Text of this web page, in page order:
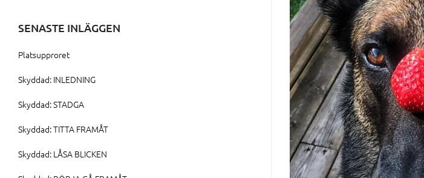
SENASTE INLÄGGEN
Platsupproret
Skyddad: INLEDNING
Skyddad: STADGA
Skyddad: TITTA FRAMÅT
Skyddad: LÅSA BLICKEN